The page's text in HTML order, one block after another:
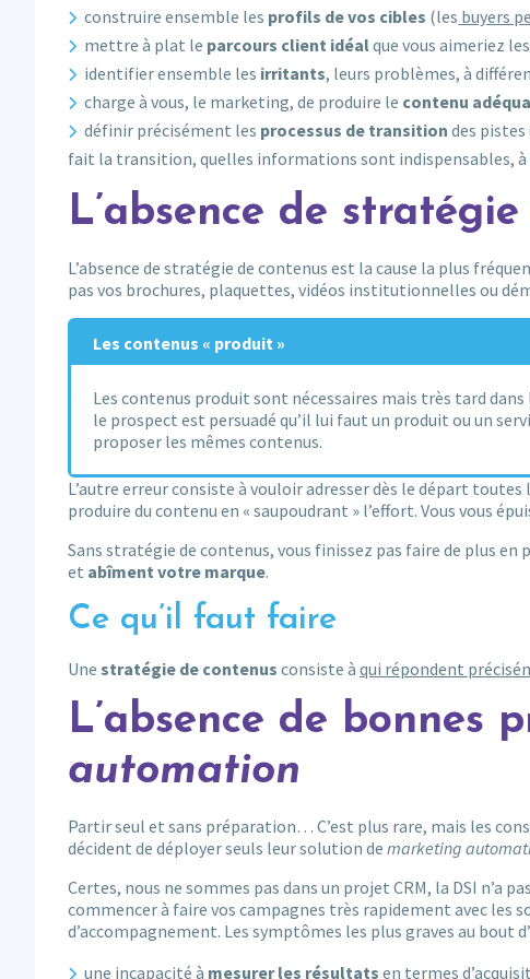
construire ensemble les profils de vos cibles (les buyers
mettre à plat le parcours client idéalque vous aimeriez
identifier ensemble les irritants, leurs problèmes, à
charge à vous, le marketing, de produire le contenu
définir précisément les processus de transition des
fait la transition, quelles informations sont indispensables,
L’absence de
L’absence de stratégie de contenus est la cause la plus
pas vos brochures, plaquettes, vidéos institutionnelles ou
Les contenus « produit »
Les contenus produit sont nécessaires mais très tard dans
le prospect est persuadé qu’il lui faut un produit ou un
proposer les mêmes contenus.
L’autre erreur consiste à vouloir adresser dès le départ toutes
produire du contenu en « saupoudrant » l’effort. Vous vous
Sans stratégie de contenus, vous finissez pas faire de plus en
et abîment votre marque.
Ce qu’il faut faire
Une stratégie de contenus consiste à qui répondent
L’absence de bonnes
automation
Partir seul et sans préparation… C’est plus rare, mais les
décident de déployer seuls leur solution de marketing
Certes, nous ne sommes pas dans un projet CRM, la DSI
commencer à faire vos campagnes très rapidement avec les
d’accompagnement. Les symptômes les plus graves au bout
une incapacité à mesurer les résultats en termes